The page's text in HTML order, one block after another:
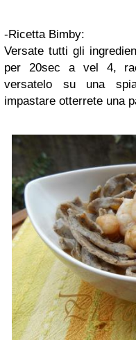
-Ricetta Bimby:
Versate tutti gli
per 20sec a vel 4,
versatelo su una
impastare otterrete una